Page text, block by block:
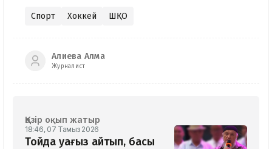
Спорт Хоккей ШҚО
Алиева Алма
Журналист
Қазір оқып жатыр
18:46, 07 Тамыз 2026
Тойда уағыз айтып, басы